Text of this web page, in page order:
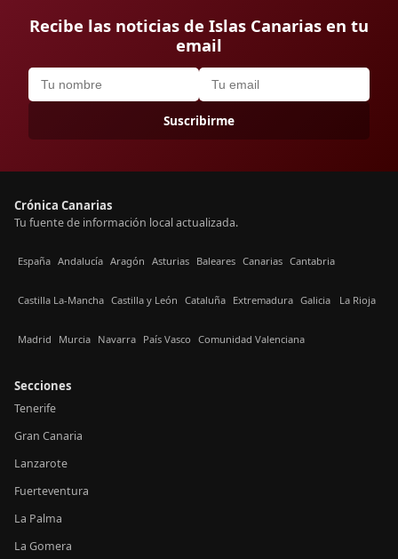
Recibe las noticias de Islas Canarias en tu
email
Suscribirme
Crónica Canarias
Tu fuente de información local actualizada.
España Andalucía Aragón Asturias Baleares Canarias Cantabria
Castilla La-Mancha Castilla y León Cataluña Extremadura Galicia La Rioja
Madrid Murcia Navarra País Vasco Comunidad Valenciana
Secciones
Tenerife
Gran Canaria
Lanzarote
Fuerteventura
La Palma
La Gomera